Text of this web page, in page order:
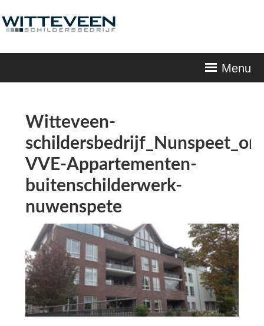
Menu
Witteveen-
VVE-Appartementen-
buitenschilderwerk-
nuwenspete